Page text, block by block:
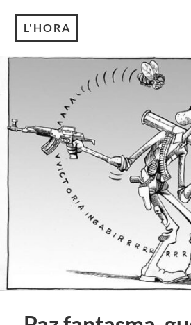
L'HORA